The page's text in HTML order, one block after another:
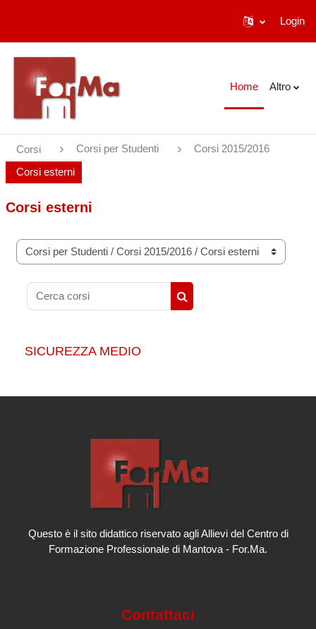
Login
Home Altro
Corsi Corsi per Studenti Corsi 2015/2016
Corsi esterni
Corsi esterni
Categorie di corso
Cerca corsi
Cerca corsi
SICUREZZA MEDIO
Questo è il sito didattico riservato agli Allievi del Centro di
Formazione Professionale di Mantova - For.Ma.
Contattaci